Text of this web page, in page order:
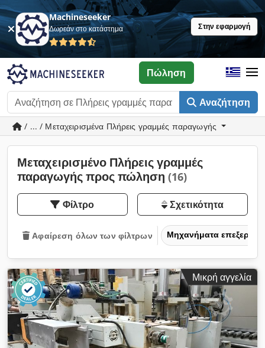
Machineseeker
Δωρεάν στο κατάστημα Στην εφαρμογή
Αναζήτηση
Πώληση
/ ... / Μεταχειρισμένα Πλήρεις γραμμές παραγωγής
Μεταχειρισμένο Πλήρεις γραμμές
παραγωγής προς πώληση (16)
Φίλτρο Σχετικότητα
Αφαίρεση όλων των φίλτρων Μηχανήματα
Μικρή αγγελία